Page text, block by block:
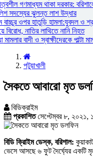
গণমাধ্যম থাকা দরকার:
সদস্যের ঝুলন্ত লাশ উদ্ধার
বাচ্চুর ওপর হাতুড়ি হামলা:যুবদল ও
বিরোধ, নাতির লাথিতে নানি নিহত
বাদী ও স্বাক্ষীদেরকে পাল্টা
পটুয়াখালী
সৈকতে আবারো মৃত
বিডিক্রাইম
প্রকাশিতসেপ্টেম্বর ৮, ২০২১,
বিডি ক্রািইম ডেস্ক, বরিশাল:
ভেসে আসছে ৬ ফুট দৈর্ঘ্যের একটি